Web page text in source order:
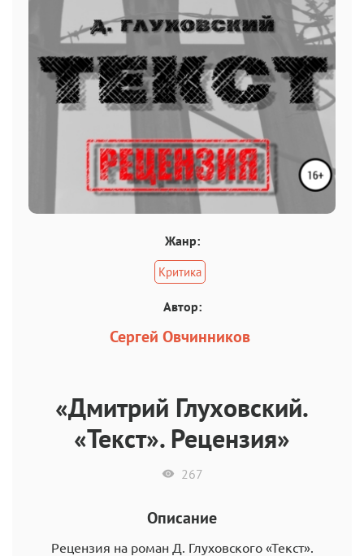
Жанр:
Критика
Автор:
Сергей Овчинников
«Дмитрий Глуховский.
«Текст». Рецензия»
267
Описание
Рецензия на роман Д. Глуховского «Текст».